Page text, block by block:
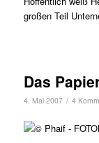
großen Teil
Das
4. Mai 2007 / 4